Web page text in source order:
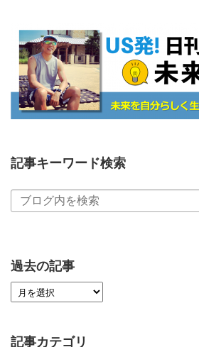
記事キーワード検索
過去の記事
記事カテゴリ